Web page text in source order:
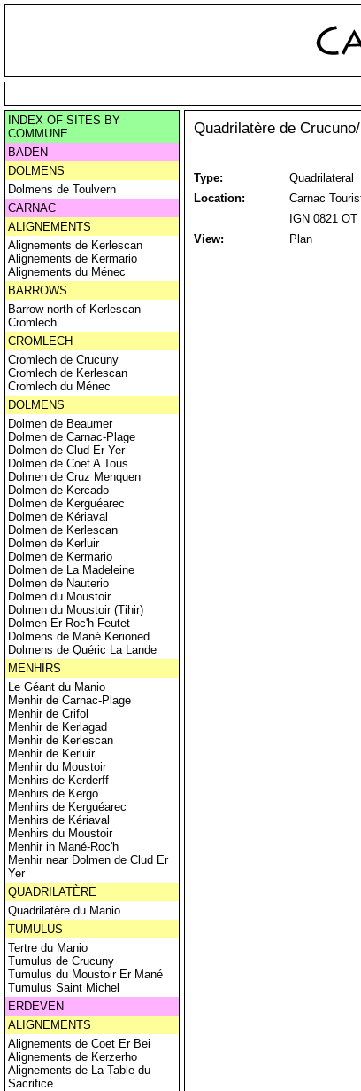
INDEX OF SITES BY
COMMUNE
BADEN
DOLMENS
Dolmens de Toulvern
CARNAC
ALIGNEMENTS
Alignements de Kerlescan
Alignements de Kermario
Alignements du Ménec
BARROWS
Barrow north of Kerlescan
Cromlech
CROMLECH
Cromlech de Crucuny
Cromlech de Kerlescan
Cromlech du Ménec
DOLMENS
Dolmen de Beaumer
Dolmen de Carnac-Plage
Dolmen de Clud Er Yer
Dolmen de Coet A Tous
Dolmen de Cruz Menquen
Dolmen de Kercado
Dolmen de Kerguéarec
Dolmen de Kériaval
Dolmen de Kerlescan
Dolmen de Kerluir
Dolmen de Kermario
Dolmen de La Madeleine
Dolmen de Nauterio
Dolmen du Moustoir
Dolmen du Moustoir (Tihir)
Dolmen Er Roc'h Feutet
Dolmens de Mané Kerioned
Dolmens de Quéric La Lande
MENHIRS
Le Géant du Manio
Menhir de Carnac-Plage
Menhir de Crifol
Menhir de Kerlagad
Menhir de Kerlescan
Menhir de Kerluir
Menhir du Moustoir
Menhirs de Kerderff
Menhirs de Kergo
Menhirs de Kerguéarec
Menhirs de Kériaval
Menhirs du Moustoir
Menhir in Mané-Roc'h
Menhir near Dolmen de Clud Er
Yer
QUADRILATÈRE
Quadrilatère du Manio
TUMULUS
Tertre du Manio
Tumulus de Crucuny
Tumulus du Moustoir Er Mané
Tumulus Saint Michel
ERDEVEN
ALIGNEMENTS
Alignements de Coet Er Bei
Alignements de Kerzerho
Alignements de La Table du
Sacrifice
Quadrilatère de
Type:
Quadrilateral
Location:
Carnac
IGN 0821
View:
Plan